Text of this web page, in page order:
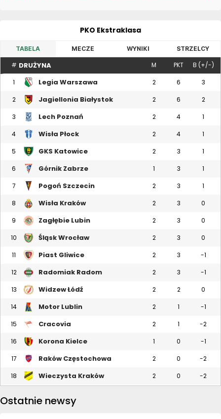
PKO Ekstraklasa
TABELA MECZE WYNIKI STRZELCY
# DRUŻYNA M PKT B (+/-)
1 Legia Warszawa 2 6 3
2 Jagiellonia Białystok 2 6 2
3 Lech Poznań 2 4 1
4 Wisła Płock 2 4 1
5 GKS Katowice 2 3 1
6 Górnik Zabrze 1 3 1
7 Pogoń Szczecin 2 3 1
8 Wisła Kraków 2 3 0
9 Zagłębie Lubin 2 3 0
10 Śląsk Wrocław 2 3 0
11 Piast Gliwice 2 3 -1
12 Radomiak Radom 2 3 -1
13 Widzew Łódź 2 2 0
14 Motor Lublin 2 1 -1
15 Cracovia 2 1 -2
16 Korona Kielce 1 0 -1
17 Raków Częstochowa 2 0 -2
18 Wieczysta Kraków 2 0 -2
Ostatnie newsy